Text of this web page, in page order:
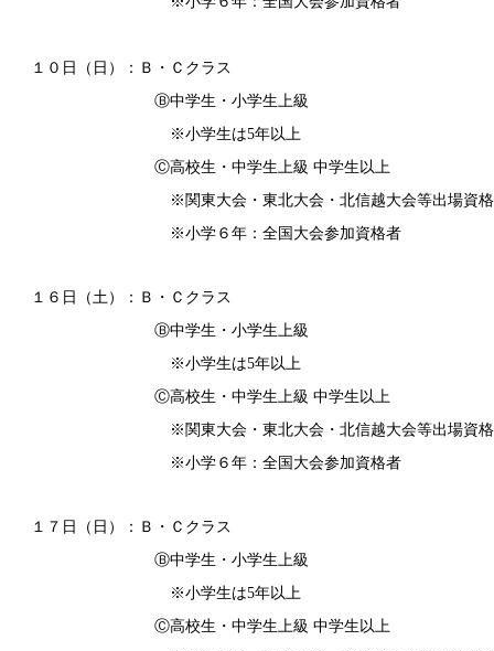
１０日（日）：Ｂ・Ｃクラス
Ⓑ中学生・小学生上級
※小学生は5年以上
Ⓒ高校生・中学生上級 中学生以上
※関東大会・東北大会・北信越大会等出場資格
※小学６年：全国大会参加資格者
１６日（土）：Ｂ・Ｃクラス
Ⓑ中学生・小学生上級
※小学生は5年以上
Ⓒ高校生・中学生上級 中学生以上
※関東大会・東北大会・北信越大会等出場資格
※小学６年：全国大会参加資格者
１７日（日）：Ｂ・Ｃクラス
Ⓑ中学生・小学生上級
※小学生は5年以上
Ⓒ高校生・中学生上級 中学生以上